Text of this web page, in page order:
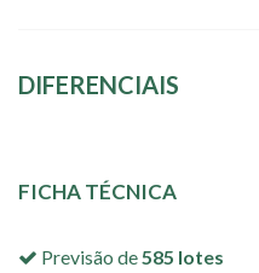
DIFERENCIAIS
FICHA TÉCNICA
Previsão de585 lotes